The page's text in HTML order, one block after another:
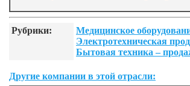
Рубрики:
Медицинское
Электротехническая
Бытовая техника –
Другие компании в этой отрасли: